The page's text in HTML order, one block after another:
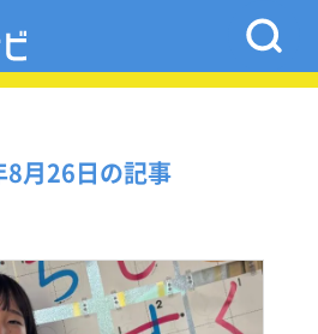
8月26日の記事